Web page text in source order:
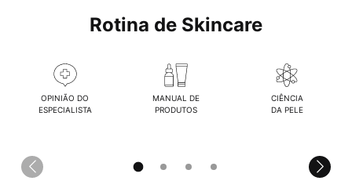
Rotina de Skincare
OPINIÃO DO
ESPECIALISTA
MANUAL DE
PRODUTOS
CIÊNCIA
DA PELE